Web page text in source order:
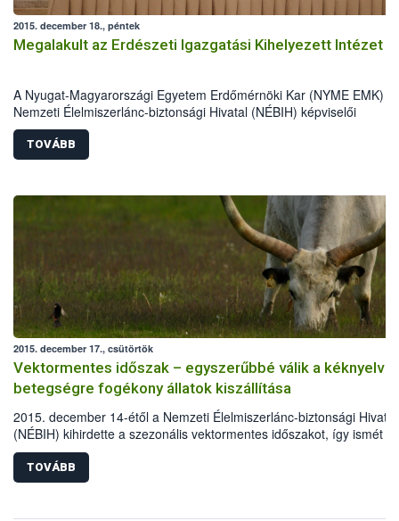
2015. december 18., péntek
Megalakult az Erdészeti Igazgatási Kihelyezett Intézet
A Nyugat-Magyarországi Egyetem Erdőmérnöki Kar (NYME EMK)
Nemzeti Élelmiszerlánc-biztonsági Hivatal (NÉBIH) képviselői
ünnepélyes keretek között aláírták azt az együttműködési
megállapodást, mely révén sor kerülhetett az Erdészeti Igazgatási
Kihelyezett Intézet (EIKI) alapkövének szimbolikus „letételére”.
TOVÁBB
2015. december 17., csütörtök
Vektormentes időszak – egyszerűbbé válik a kéknyelv
betegségre fogékony állatok kiszállítása
2015. december 14-étől a Nemzeti Élelmiszerlánc-biztonsági Hivatal
(NÉBIH) kihirdette a szezonális vektormentes időszakot, így ismét
lehetővé vált a kéknyelv betegségre fogékony állatok előzetes
nélkül történő kiszállítása Magyarországról az alacsonyabb
vagy mentes területekre. A rendelkezés a továbbtartás céljából
TOVÁBB